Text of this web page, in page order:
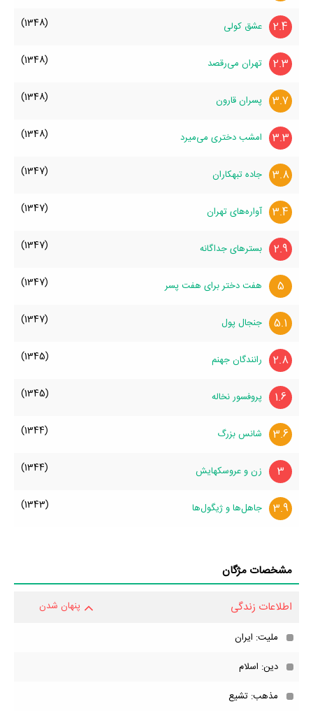
2.4 عشق کولی (1348)
2.3 تهران می‌رقصد (1348)
3.7 پسران قارون (1348)
3.3 امشب دختری می‌میرد (1348)
3.8 جاده تبهکاران (1347)
3.4 آواره‌های تهران (1347)
2.9 بسترهای جداگانه (1347)
5 هفت دختر برای هفت پسر (1347)
5.1 جنجال پول (1347)
2.8 رانندگان جهنم (1345)
1.6 پروفسور نخاله (1345)
3.6 شانس بزرگ (1344)
3 زن و عروسکهایش (1344)
3.9 جاهل‌ها و ژیگول‌ها (1343)
مشخصات مژگان
اطلاعات زندگی پنهان شدن
ملیت: ایران
دین: اسلام
مذهب: تشیع